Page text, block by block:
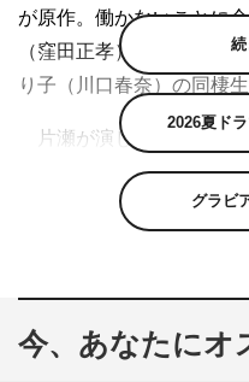
が原作。働かないことに
（窪田正孝）と、彼を更
り子（川口春奈）の同棲
片瀬が演じるのは、ゆ
ーの春日桜子。男性を仕
て、翔のようなヒモ男は
く叱りつけたという気の
そんな桜子が登場する第
2026夏ド
グラビ
今、あなたにオ